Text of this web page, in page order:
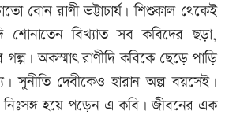
বোন রাণী ভট্টাচার্য। শিশুকাল থেকেই
শোনাতেন বিখ্যাত সব কবিদের ছড়া,
অকস্মাৎ রাণীদি কবিকে ছেড়ে পাড়ি
সুনীতি দেবীকেও হারান অল্প বয়সেই।
নিঃসঙ্গ হয়ে পড়েন এ কবি। জীবনের এক